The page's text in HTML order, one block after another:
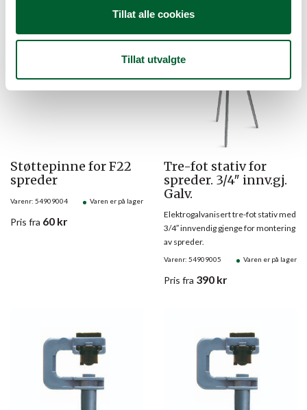
Tillat alle cookies
Tillat utvalgte
Støttepinne for F22
spreder
Varenr: 54909004 Varen er på lager
Pris fra 60 kr
Tre-fot stativ for
spreder. 3/4″ innv.gj.
Galv.
Varenr: 54909005 Varen er på lager
Elektrogalvanisert tre-fot stativ med
3/4″ innvendig gjenge for montering
av spreder.
Pris fra 390 kr